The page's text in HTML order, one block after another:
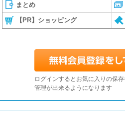
まとめ
【PR】ショッピング
ログインするとお気に入りの保
管理が出来るようになります